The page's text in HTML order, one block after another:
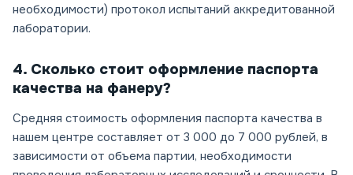
необходимости) протокол испытаний аккредитованной
лаборатории.
4. Сколько стоит оформление паспорта
качества на фанеру?
Средняя стоимость оформления паспорта качества в
нашем центре составляет от 3 000 до 7 000 рублей, в
зависимости от объема партии, необходимости